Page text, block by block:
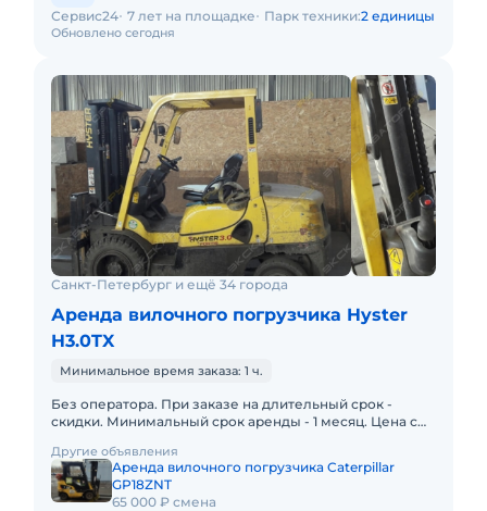
Обновлено сегодня
Сервис24 7 лет на площадке Парк техники:2 единицы
Санкт-Петербург и ещё 34 города
Аренда вилочного погрузчика Hyster
H3.0TX
Минимальное время заказа: 1 ч.
Без оператора. При заказе на длительный срок -
скидки. Минимальный срок аренды - 1 месяц. Цена с
зарегистриров
Другие объявления
Аренда вилочного погрузчика Caterpillar
GP18ZNT
65 000 ₽ смена